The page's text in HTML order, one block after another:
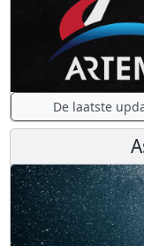
De laatste